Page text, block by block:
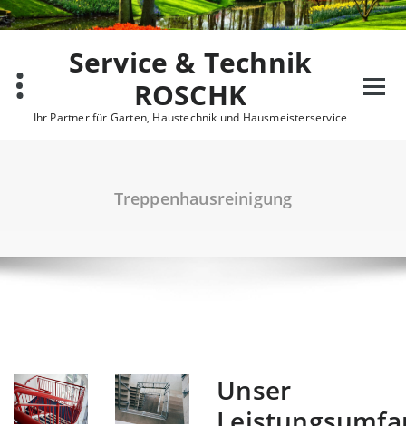
Zum
Inhalt
Service & Technik
ROSCHK
Ihr Partner für Garten, Haustechnik und Hausmeisterservice
Treppenhausreinigung
Unser